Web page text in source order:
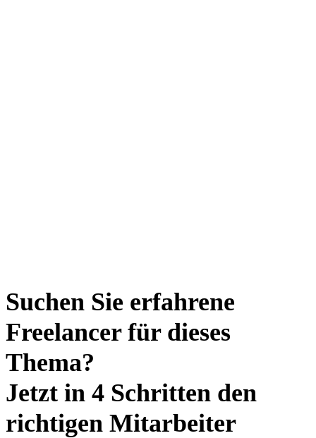
Suchen Sie erfahrene
Freelancer für dieses
Thema?
Jetzt in 4 Schritten den
richtigen Mitarbeiter